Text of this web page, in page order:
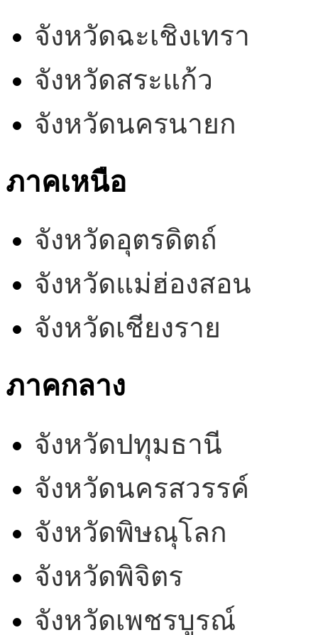
จังหวัดฉะเชิงเทรา
จังหวัดสระแก้ว
จังหวัดนครนายก
ภาคเหนือ
จังหวัดอุตรดิตถ์
จังหวัดแม่ฮ่องสอน
จังหวัดเชียงราย
ภาคกลาง
จังหวัดปทุมธานี
จังหวัดนครสวรรค์
จังหวัดพิษณุโลก
จังหวัดพิจิตร
จังหวัดเพชรบูรณ์